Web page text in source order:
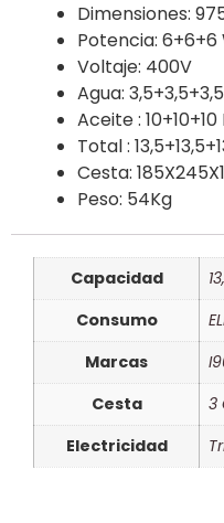
Dimensiones:
Potencia: 6+6+6
Voltaje: 400V
Agua:
Aceite :
Total :
Cesta:
Peso: 54Kg
Capacidad
Consumo
Marcas
Cesta
3
Electricidad